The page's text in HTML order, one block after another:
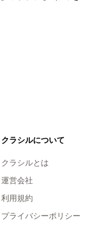
クラシルについて
クラシルとは
運営会社
利用規約
プライバシーポリシー